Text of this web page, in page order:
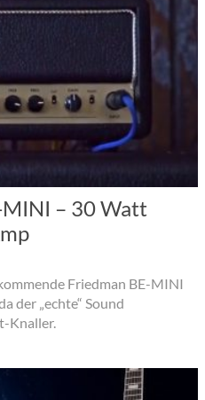
MINI – 30 Watt
Friedman BE-MINI
der „echte“ Sound
Knaller.